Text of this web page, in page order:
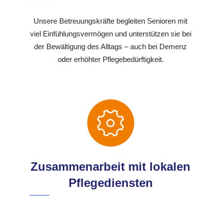
Unsere Betreuungskräfte begleiten Senioren mit
viel Einfühlungsvermögen und unterstützen sie bei
der Bewältigung des Alltags – auch bei Demenz
oder erhöhter Pflegebedürftigkeit.
Zusammenarbeit mit lokalen
Pflegediensten